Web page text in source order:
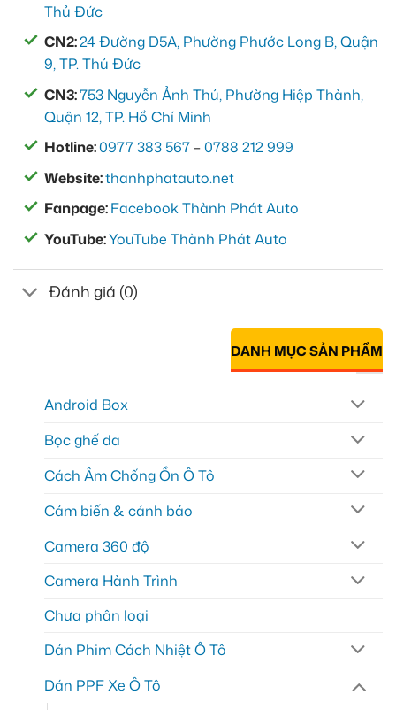
Thủ Đức
CN2:24 Đường D5A, Phường Phước Long B, Quận
9, TP. Thủ Đức
CN3:753 Nguyễn Ảnh Thủ, Phường Hiệp Thành,
Quận 12, TP. Hồ Chí Minh
Hotline:0977 383 567 –0788 212 999
Website:thanhphatauto.net
Fanpage:Facebook Thành Phát Auto
YouTube:YouTube Thành Phát Auto
Đánh giá (0)
DANH MỤC SẢN PHẨM
Android Box
Bọc ghế da
Cách Âm Chống Ồn Ô Tô
Cảm biến & cảnh báo
Camera 360 độ
Camera Hành Trình
Chưa phân loại
Dán Phim Cách Nhiệt Ô Tô
Dán PPF Xe Ô Tô